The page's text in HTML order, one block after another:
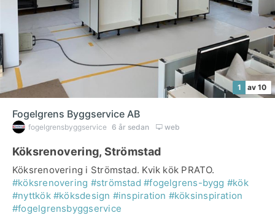
1 av 10
Fogelgrens Byggservice AB
fogelgrensbyggservice 6 år sedan web
Köksrenovering, Strömstad
Köksrenovering i Strömstad. Kvik kök PRATO.
#köksrenovering #strömstad #fogelgrens-bygg #kök
#nyttkök #köksdesign #inspiration #köksinspiration
#fogelgrensbyggservice